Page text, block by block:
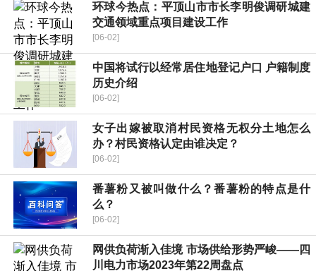
环球今热点：平顶山市市长李明俊调研城建
交通领域重点项目建设工作
[06-02]
中国将试行以经常居住地登记户口 户籍制度
历史介绍
[06-02]
女子出嫁被取消村民资格无权分土地怎么
办？村民资格认定由谁决定？
[06-02]
番薯粉又被叫做什么？番薯粉的特点是什
么？
[06-02]
网供负荷渐入佳境 市场供给形势严峻——四
川电力市场2023年第22周盘点